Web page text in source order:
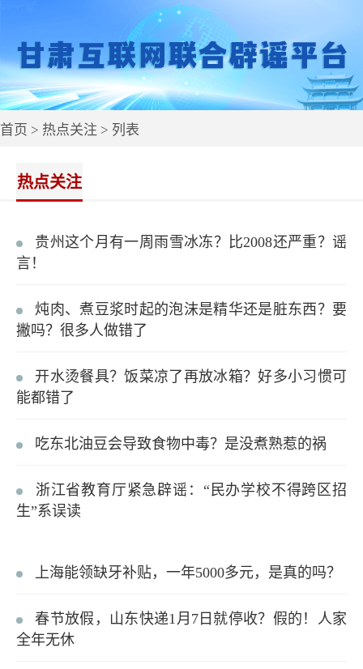
首页 > 热点关注 > 列表
热点关注
贵州这个月有一周雨雪冰冻？比2008还严重？谣
言！
炖肉、煮豆浆时起的泡沫是精华还是脏东西？要
撇吗？很多人做错了
开水烫餐具？饭菜凉了再放冰箱？好多小习惯可
能都错了
吃东北油豆会导致食物中毒？是没煮熟惹的祸
浙江省教育厅紧急辟谣：“民办学校不得跨区招
生”系误读
上海能领缺牙补贴，一年5000多元，是真的吗？
春节放假，山东快递1月7日就停收？假的！人家
全年无休